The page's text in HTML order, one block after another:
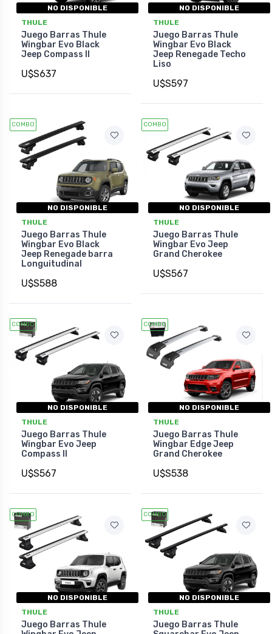
NO DISPONIBLE
THULE
Juego Barras Thule
Wingbar Evo Black
Jeep Compass II
U$S637
NO DISPONIBLE
THULE
Juego Barras Thule
Wingbar Evo Black
Jeep Renegade Techo
Liso
U$S597
COMBO
NO DISPONIBLE
THULE
Juego Barras Thule
Wingbar Evo Black
Jeep Renegade barra
Longuitudinal
U$S588
COMBO
NO DISPONIBLE
THULE
Juego Barras Thule
Wingbar Evo Jeep
Grand Cherokee
U$S567
COMBO
NO DISPONIBLE
THULE
Juego Barras Thule
Wingbar Evo Jeep
Compass II
U$S567
COMBO
NO DISPONIBLE
THULE
Juego Barras Thule
Wingbar Edge Jeep
Grand Cherokee
U$S538
COMBO
NO DISPONIBLE
THULE
Juego Barras Thule
COMBO
NO DISPONIBLE
THULE
Juego Barras Thule